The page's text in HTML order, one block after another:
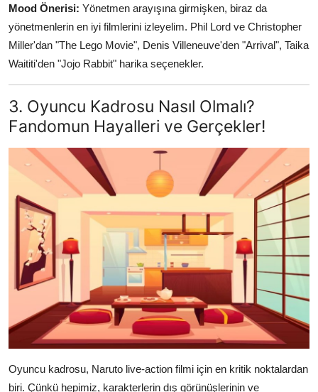
Mood Önerisi: Yönetmen arayışına girmişken, biraz da
yönetmenlerin en iyi filmlerini izleyelim. Phil Lord ve Christopher
Miller'dan "The Lego Movie", Denis Villeneuve'den "Arrival", Taika
Waititi'den "Jojo Rabbit" harika seçenekler.
3. Oyuncu Kadrosu Nasıl Olmalı?
Fandomun Hayalleri ve Gerçekler!
Oyuncu kadrosu, Naruto live-action filmi için en kritik noktalardan
biri. Çünkü hepimiz, karakterlerin dış görünüşlerinin ve